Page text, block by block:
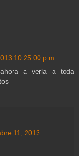
10:25:00 p.m.
a verla a toda
11, 2013